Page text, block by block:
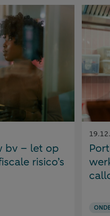
bv – let op
risico’s
op: